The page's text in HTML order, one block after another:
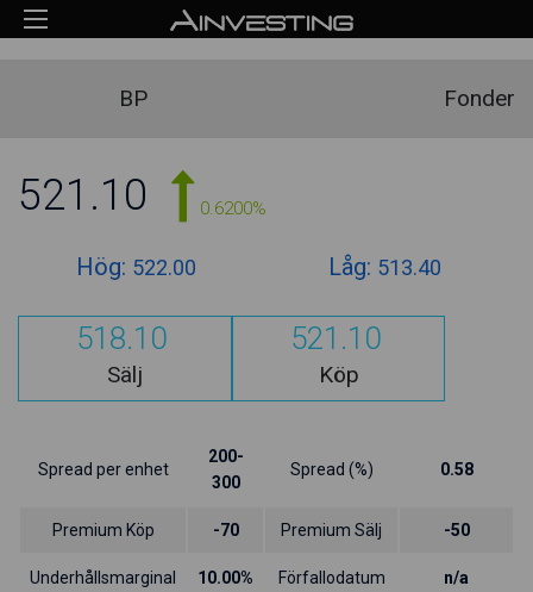
BP Fonder
521.10 0.6200%
Hög: 522.00 Låg: 513.40
518.10
Sälj
521.10
Köp
Spread per enhet
200-
300
Spread (%) 0.58
Premium Köp -70 Premium Sälj -50
Underhållsmarginal 10.00% Förfallodatum n/a